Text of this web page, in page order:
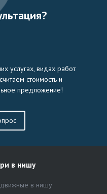
услугах, видах работ
стоимость и
предложение!
в нишу
в нишу